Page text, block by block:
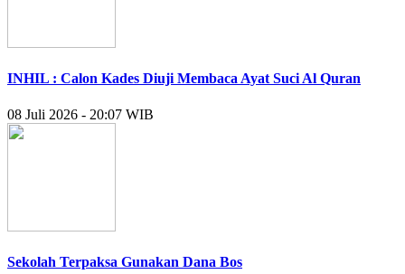
INHIL : Calon Kades Diuji Membaca Ayat Suci Al Quran
08 Juli 2026 - 20:07 WIB
Sekolah Terpaksa Gunakan Dana Bos